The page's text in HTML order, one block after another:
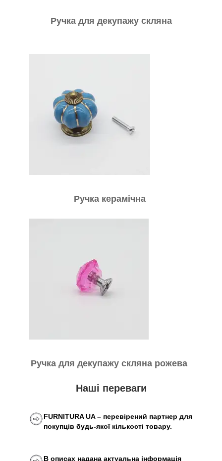
Ручка для декупажу скляна
Ручка керамічна
Ручка для декупажу скляна рожева
Наші переваги
FURNITURA UA – перевірений партнер для
покупців будь-якої кількості товару.
В описах надана актуальна інформація